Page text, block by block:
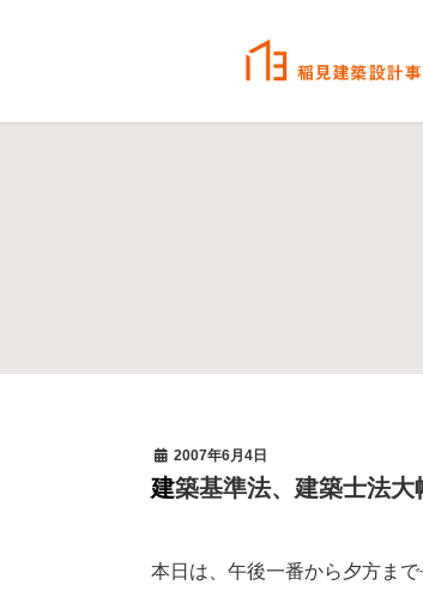
2007年6月4日
建築基準法、建築士法
本日は、午後一番から夕方まで